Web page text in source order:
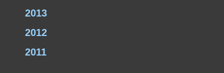
2013
2012
2011